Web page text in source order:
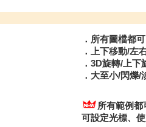
．所有圖檔都
．上下移動/左
．3D旋轉/上下
．大至小/閃爍/
所有範例都
可設定光標、